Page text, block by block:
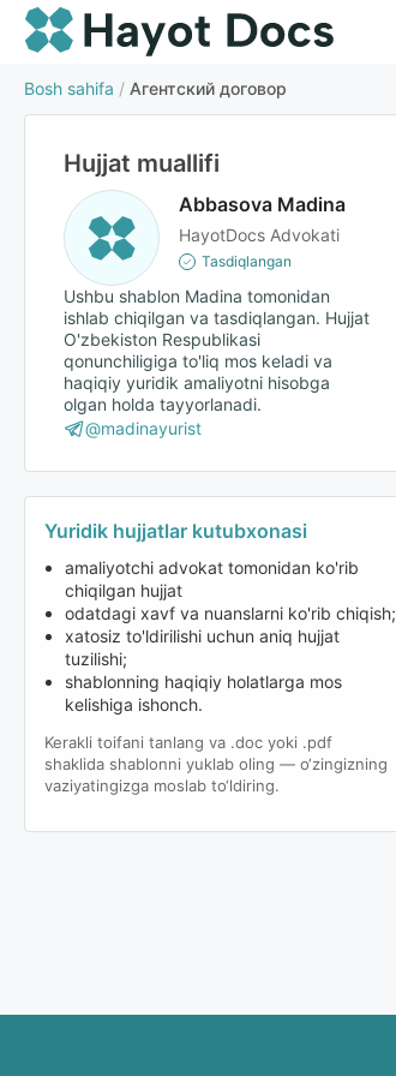
Bosh sahifa / Агентский договор
Hujjat muallifi
Abbasova Madina
HayotDocs Advokati
Tasdiqlangan
Ushbu shablon Madina tomonidan
ishlab chiqilgan va tasdiqlangan. Hujjat
O'zbekiston Respublikasi
qonunchiligiga to'liq mos keladi va
haqiqiy yuridik amaliyotni hisobga
olgan holda tayyorlanadi.
@madinayurist
Yuridik hujjatlar kutubxonasi
amaliyotchi advokat tomonidan ko'rib
chiqilgan hujjat
odatdagi xavf va nuanslarni ko'rib chiqish;
xatosiz to'ldirilishi uchun aniq hujjat
tuzilishi;
shablonning haqiqiy holatlarga mos
kelishiga ishonch.
Kerakli toifani tanlang va .doc yoki .pdf
shaklida shablonni yuklab oling — o‘zingizning
vaziyatingizga moslab to‘ldiring.